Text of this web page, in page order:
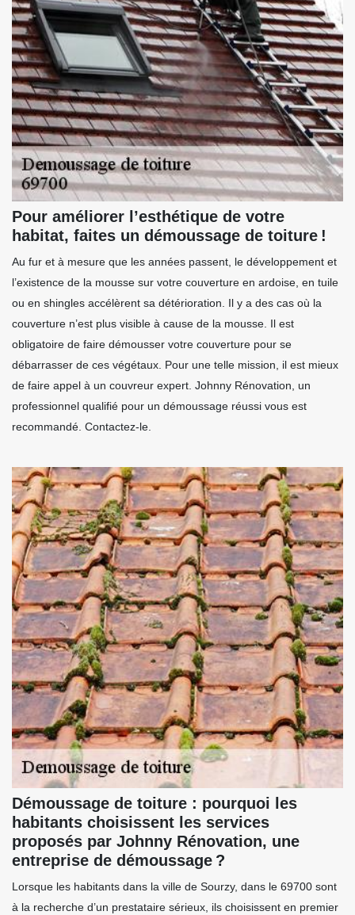
Pour améliorer l’esthétique de votre
habitat, faites un démoussage de toiture !
Au fur et à mesure que les années passent, le développement et
l’existence de la mousse sur votre couverture en ardoise, en tuile
ou en shingles accélèrent sa détérioration. Il y a des cas où la
couverture n’est plus visible à cause de la mousse. Il est
obligatoire de faire démousser votre couverture pour se
débarrasser de ces végétaux. Pour une telle mission, il est mieux
de faire appel à un couvreur expert. Johnny Rénovation, un
professionnel qualifié pour un démoussage réussi vous est
recommandé. Contactez-le.
Démoussage de toiture : pourquoi les
habitants choisissent les services
proposés par Johnny Rénovation, une
entreprise de démoussage ?
Lorsque les habitants dans la ville de Sourzy, dans le 69700 sont
à la recherche d’un prestataire sérieux, ils choisissent en premier